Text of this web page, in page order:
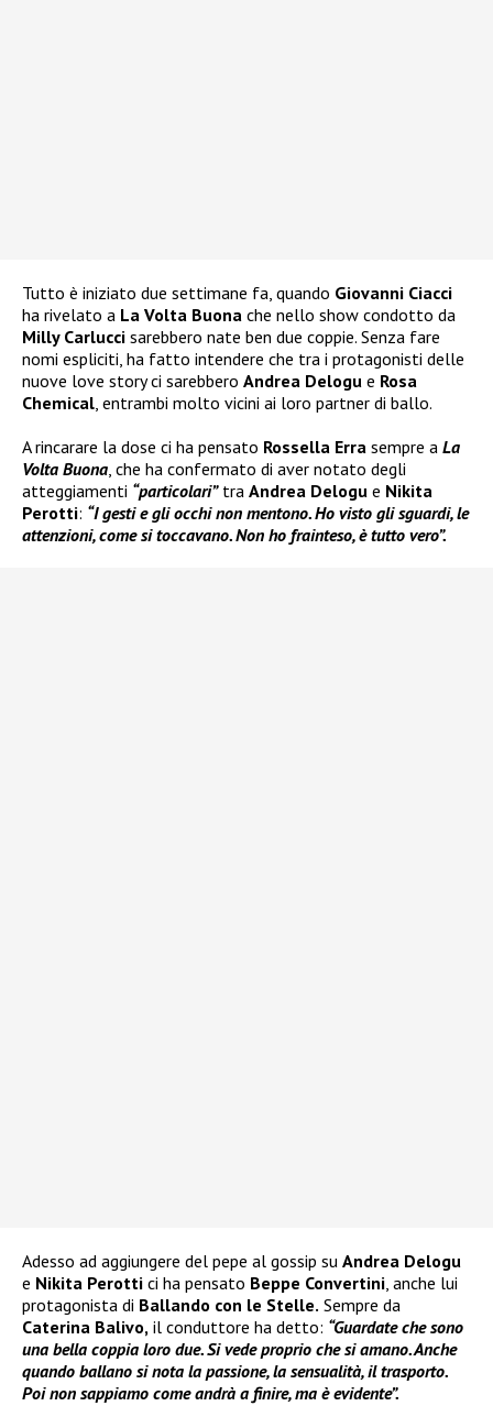
Tutto è iniziato due settimane fa, quando Giovanni Ciacci
ha rivelato a La Volta Buona che nello show condotto da
Milly Carlucci sarebbero nate ben due coppie. Senza fare
nomi espliciti, ha fatto intendere che tra i protagonisti delle
nuove love story ci sarebbero Andrea Delogu e Rosa
Chemical, entrambi molto vicini ai loro partner di ballo.
A rincarare la dose ci ha pensato Rossella Erra sempre a La
Volta Buona, che ha confermato di aver notato degli
atteggiamenti “particolari”tra Andrea Delogu e Nikita
Perotti: “I gesti e gli occhi non mentono. Ho visto gli sguardi, le
attenzioni, come si toccavano. Non ho frainteso, è tutto vero”.
Adesso ad aggiungere del pepe al gossip su Andrea Delogu
e Nikita Perotti ci ha pensato Beppe Convertini, anche lui
protagonista di Ballando con le Stelle. Sempre da
Caterina Balivo, il conduttore ha detto: “Guardate che sono
una bella coppia loro due. Si vede proprio che si amano. Anche
quando ballano si nota la passione, la sensualità, il trasporto.
Poi non sappiamo come andrà a finire, ma è evidente”.